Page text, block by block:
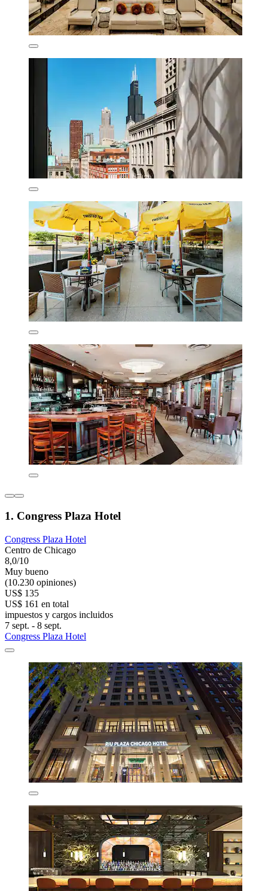
1. Congress Plaza Hotel
Congress Plaza Hotel
Centro de Chicago
8,0/10
Muy bueno
(10.230 opiniones)
US$ 135
US$ 161 en total
impuestos y cargos incluidos
7 sept. - 8 sept.
Congress Plaza Hotel